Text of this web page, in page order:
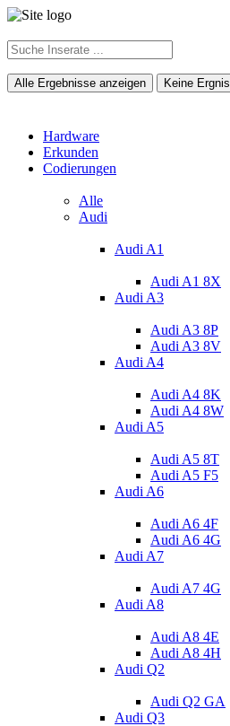
Alle Ergebnisse anzeigen Keine
Hardware
Erkunden
Codierungen
Alle
Audi
Audi A1
Audi A1 8X
Audi A3
Audi A3 8P
Audi A3 8V
Audi A4
Audi A4 8K
Audi A4 8W
Audi A5
Audi A5 8T
Audi A5 F5
Audi A6
Audi A6 4F
Audi A6 4G
Audi A7
Audi A7 4G
Audi A8
Audi A8 4E
Audi A8 4H
Audi Q2
Audi Q2 GA
Audi Q3